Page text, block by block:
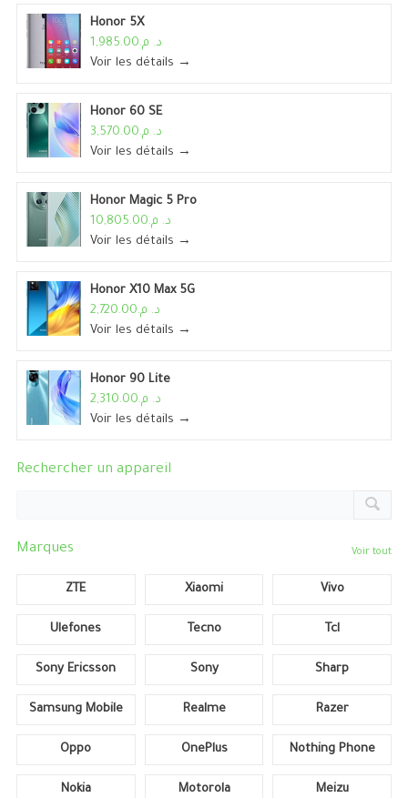
Honor 5X
د. م.1,985.00
Voir les détails →
Honor 60 SE
د. م.3,570.00
Voir les détails →
Honor Magic 5 Pro
د. م.10,805.00
Voir les détails →
Honor X10 Max 5G
د. م.2,720.00
Voir les détails →
Honor 90 Lite
د. م.2,310.00
Voir les détails →
Rechercher un appareil
Marques Voir tout
ZTE Xiaomi Vivo
Ulefones Tecno Tcl
Sony Ericsson Sony Sharp
Samsung Mobile Realme Razer
Oppo OnePlus Nothing Phone
Nokia Motorola Meizu